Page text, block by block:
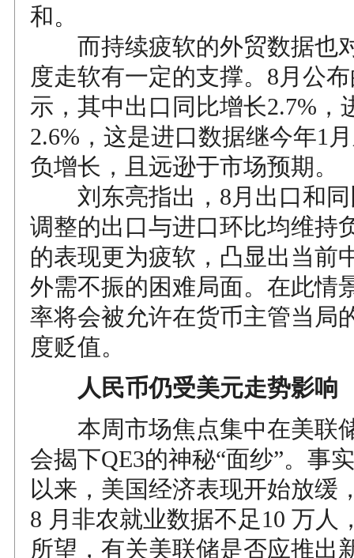
和。
而持续疲软的外贸数据也
度走软有一定的支撑。8月公
示，其中出口同比增长2.7%，
2.6%，这是进口数据继今年1
负增长，且远逊于市场预期。
刘东亮指出，8月出口和同
调整的出口与进口环比均维持
的表现更为疲软，凸显出当前
外需不振的困难局面。在此情
率将会被允许在货币主管当局
度贬值。
人民币仍受美元走势影响
本周市场焦点集中在美联
会揭下QE3的神秘“面纱”。事
以来，美国经济表现开始放缓
8 月非农就业数据不足10 万人
所望，有关美联储是否应推出